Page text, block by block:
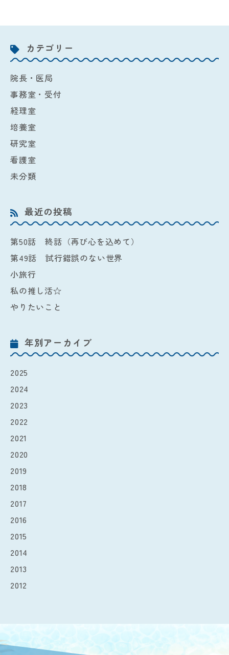
カテゴリー
院長・医局
事務室・受付
経理室
培養室
研究室
看護室
未分類
最近の投稿
第50話 終話（再び心を込めて）
第49話 試行錯誤のない世界
小旅行
私の推し活☆
やりたいこと
年別アーカイブ
2025
2024
2023
2022
2021
2020
2019
2018
2017
2016
2015
2014
2013
2012